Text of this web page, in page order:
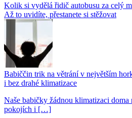
Kolik si vydělá řidič autobusu za celý
Až to uvidíte, přestanete si stěžovat
Babiččin trik na větrání v největším
i bez drahé klimatizace
Naše babičky žádnou klimatizaci doma
pokojích i […]